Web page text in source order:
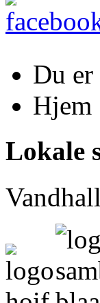
Du er
Hjem
Lokale